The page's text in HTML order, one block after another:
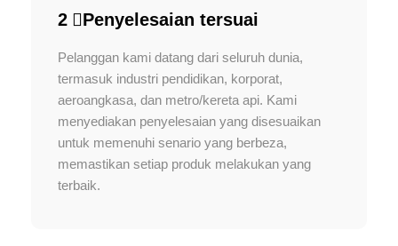
2 ️⃣Penyelesaian tersuai
Pelanggan kami datang dari seluruh dunia,
termasuk industri pendidikan, korporat,
aeroangkasa, dan metro/kereta api. Kami
menyediakan penyelesaian yang disesuaikan
untuk memenuhi senario yang berbeza,
memastikan setiap produk melakukan yang
terbaik.